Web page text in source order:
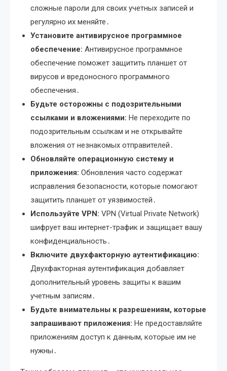
сложные пароли для своих учетных записей и
регулярно их меняйте․
Установите антивирусное программное
обеспечение: Антивирусное программное
обеспечение поможет защитить планшет от
вирусов и вредоносного программного
обеспечения․
Будьте осторожны с подозрительными
ссылками и вложениями: Не переходите по
подозрительным ссылкам и не открывайте
вложения от незнакомых отправителей․
Обновляйте операционную систему и
приложения: Обновления часто содержат
исправления безопасности, которые помогают
защитить планшет от уязвимостей․
Используйте VPN: VPN (Virtual Private Network)
шифрует ваш интернет-трафик и защищает вашу
конфиденциальность․
Включите двухфакторную аутентификацию:
Двухфакторная аутентификация добавляет
дополнительный уровень защиты к вашим
учетным записям․
Будьте внимательны к разрешениям, которые
запрашивают приложения: Не предоставляйте
приложениям доступ к данным, которые им не
нужны․